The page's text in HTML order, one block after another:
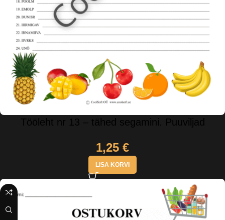
Tööleht nr 13 – tähed segamini. Puuviljad
1,25 €
LISA KORVI